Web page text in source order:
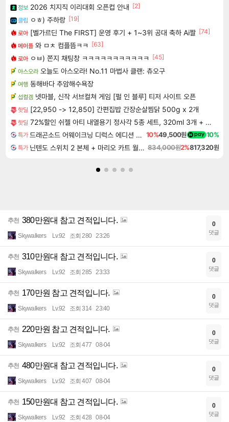
정보 2026 치지직 이리대회 오픈컵 안내 [2]
클립 ㅇㅎ) 주하랑 [19]
로아 [벨가르딘 The FIRST] 운영 후기 + 1~3위 공대 축하 Ai짤 [74]
메이플 와 ㅁㅊ 컴플뜸ㅋㅋ
[63]
로아 ㅇㅂ) 쫀지 채팅창 ㅋㅋㅋㅋㅋㅋㅋㅋㅋㅋㅋ
[45]
아스오라 오늘도 아스오라! No.11 마법사 클랜: 츄오구
여행 동해바다 추암해수욕장
섭컬겜 넷마블, 신작 서브컬쳐 게임 [펄 인 블루] 티저 사이트 오픈
핫딜 [22,950 -> 12,850] 간편집밥 간장순살찜닭 500g x 2개
핫딜 72%할인 쉬젤 아티 내열용기 정사각 5종 세트, 320ml 3개 + 520ml 2개, 1세트
특가 드래곤소드 어웨이크닝 디럭스 에디션 DragonSword Awakening Deluxe Edition 10%49,500원 10%
특가 닌텐도 스위치 2 본체 + 마리오 카트 월드 + 포켓몬 포코피아 번들 834,000원2%817,320원
추천 380만원대 참고 견적입니다.
Skywalkers Lv.92 조회 280 23:26
0
댓글
추천 310만원대 참고 견적입니다.
Skywalkers Lv.92 조회 285 23:33
0
댓글
추천 170만원 참고 견적입니다.
Skywalkers Lv.92 조회 314 23:40
0
댓글
추천 220만원 참고 견적입니다.
Skywalkers Lv.92 조회 477 08-04
0
댓글
추천 480만원대 참고 견적입니다.
Skywalkers Lv.92 조회 407 08-04
0
댓글
추천 150만원대 참고 견적입니다.
Skywalkers Lv.92 조회 428 08-04
0
댓글